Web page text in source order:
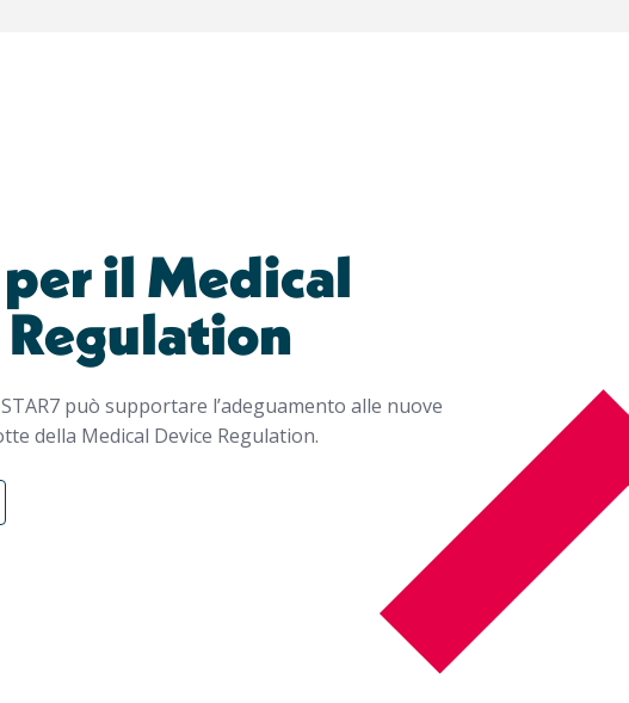
per il Medical
Regulation
può supportare l’adeguamento alle nuove
della Medical Device Regulation.